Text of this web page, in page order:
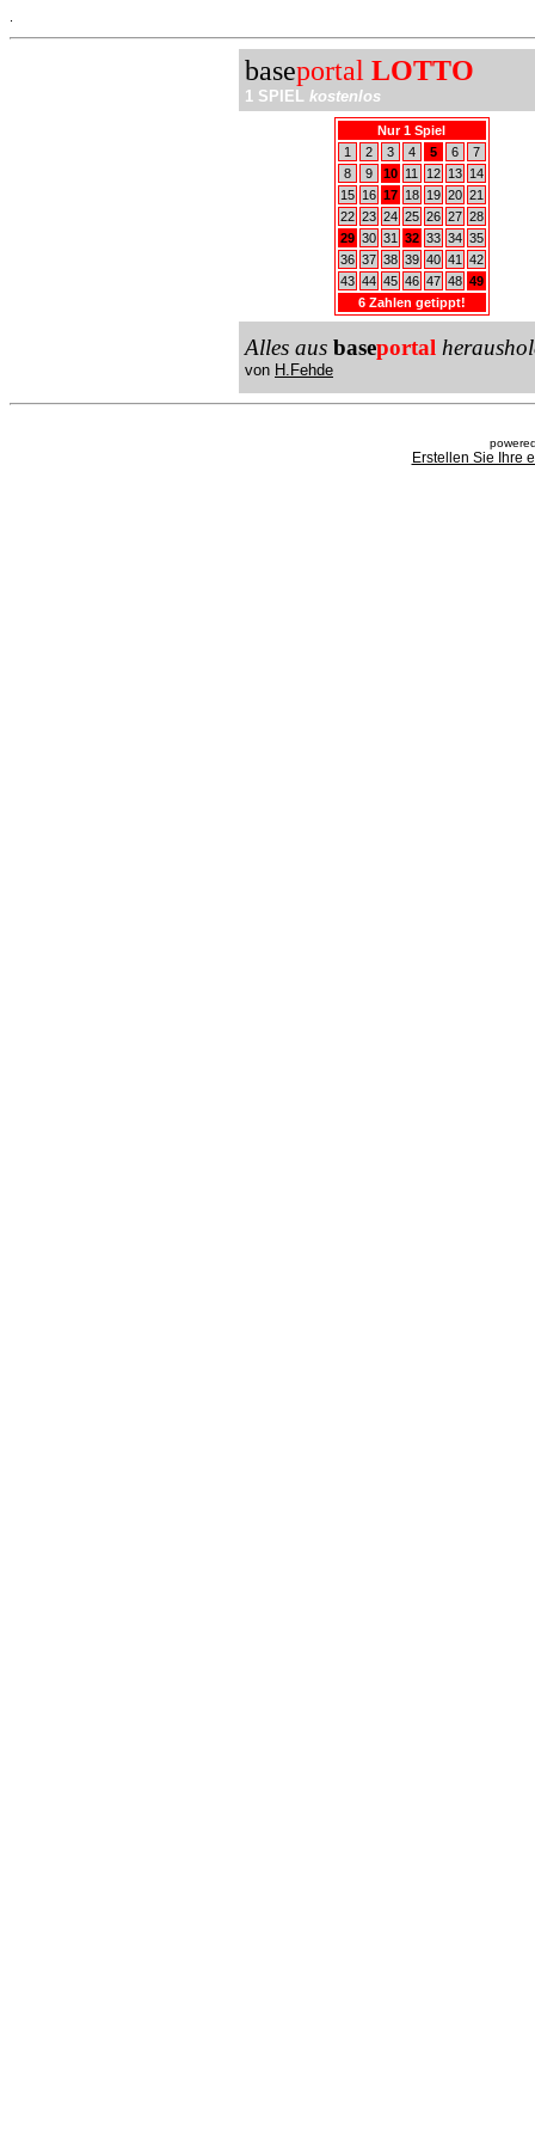
baseportal LOTTO
1 SPIEL kostenlos
Nur 1 Spiel
1
2 3 4 5 6
7
8
9 10 11 12 13
14
15
16 17 18 19 20 21
22 23 24 25 26 27 28
29 30 31 32 33 34 35
36 37 38 39 40 41
42
43 44 45 46 47 48 49
6 Zahlen getippt!
Alles aus baseportal
von H.Fehde
Erstellen Sie Ihre